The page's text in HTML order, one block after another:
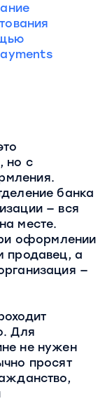
но с
банка
— вся
месте.
оформлении
продавец, а
—
Для
не нужен
просят